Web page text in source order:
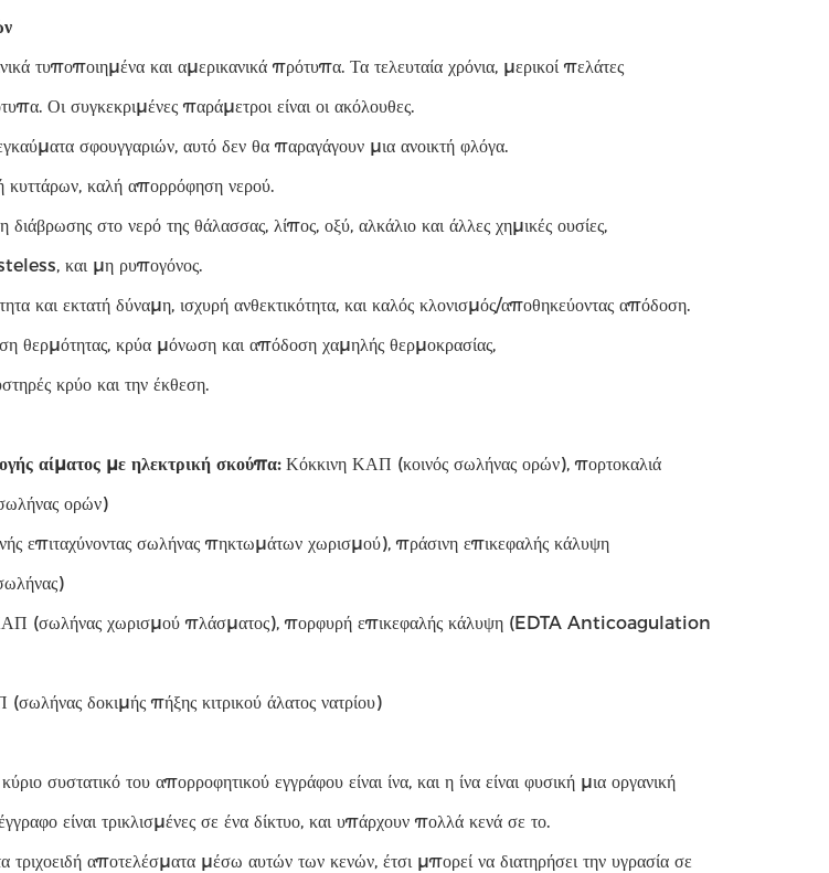
τυποποιημένα και αμερικανικά πρότυπα. Τα τελευταία χρόνια, μερικοί πελάτες
Οι συγκεκριμένες παράμετροι είναι οι ακόλουθες.
σφουγγαριών, αυτό δεν θα παραγάγουν μια ανοικτή φλόγα.
κυττάρων, καλή απορρόφηση νερού.
διάβρωσης στο νερό της θάλασσας, λίπος, οξύ, αλκάλιο και άλλες χημικές ουσίες,
και μη ρυπογόνος.
και εκτατή δύναμη, ισχυρή ανθεκτικότητα, και καλός κλονισμός/αποθηκεύοντας απόδοση.
θερμότητας, κρύα μόνωση και απόδοση χαμηλής θερμοκρασίας,
κρύο και την έκθεση.
αίματος με ηλεκτρική σκούπα: Κόκκινη ΚΑΠ (κοινός σωλήνας ορών), πορτοκαλιά
ορών)
επιταχύνοντας σωλήνας πηκτωμάτων χωρισμού), πράσινη επικεφαλής κάλυψη
ΚΑΠ (σωλήνας χωρισμού πλάσματος), πορφυρή επικεφαλής κάλυψη (EDTA Anticoagulation
δοκιμής πήξης κιτρικού άλατος νατρίου)
συστατικό του απορροφητικού εγγράφου είναι ίνα, και η ίνα είναι φυσική μια οργανική
είναι τρικλισμένες σε ένα δίκτυο, και υπάρχουν πολλά κενά σε το.
τριχοειδή αποτελέσματα μέσω αυτών των κενών, έτσι μπορεί να διατηρήσει την υγρασία σε